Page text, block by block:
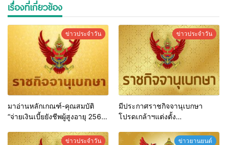
เรื่องที่เกี่ยวข้อง
ข่าวประจำวัน
มาอ่านหลักเกณฑ์-คุณสมบัติ
“จ่ายเงินเบี้ยยังชีพผู้สูงอายุ 2566”
ข่าวประจำวัน
มีประกาศราชกิจจานุเบกษา
โปรดเกล้าฯแต่งตั้ง
แห่ง 10 ราย
ข่าวประจำวัน ข่าวยานยนต์